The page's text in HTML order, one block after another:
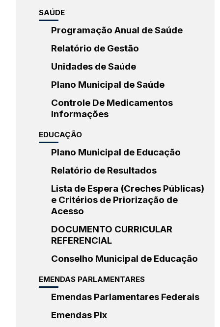
SAÚDE
Programação Anual de Saúde
Relatório de Gestão
Unidades de Saúde
Plano Municipal de Saúde
Controle De Medicamentos
Informações
EDUCAÇÃO
Plano Municipal de Educação
Relatório de Resultados
Lista de Espera (Creches Públicas)
e Critérios de Priorização de
Acesso
DOCUMENTO CURRICULAR
REFERENCIAL
Conselho Municipal de Educação
EMENDAS PARLAMENTARES
Emendas Parlamentares Federais
Emendas Pix